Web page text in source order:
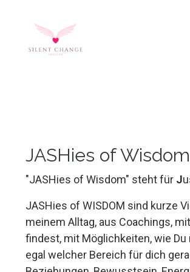
JASHies of Wisdom
"JASHies of Wisdom" steht für J
JASHies of WISDOM sind kurze
meinem Alltag, aus Coachings,
findest, mit Möglichkeiten, wie
egal welcher Bereich für dich